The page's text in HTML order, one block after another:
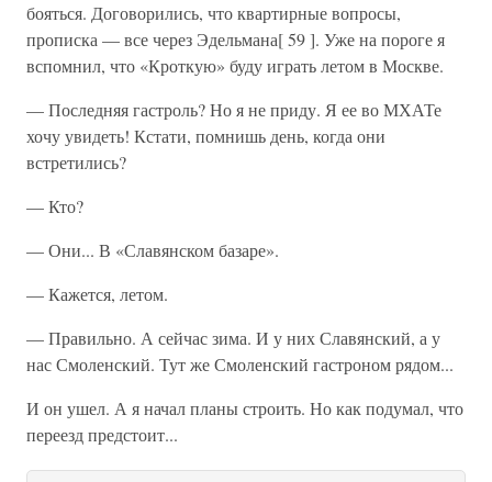
бояться. Договорились, что квартирные вопросы,
прописка — все через Эдельмана[ 59 ]. Уже на пороге я
вспомнил, что «Кроткую» буду играть летом в Москве.
— Последняя гастроль? Но я не приду. Я ее во МХАТе
хочу увидеть! Кстати, помнишь день, когда они
встретились?
— Кто?
— Они... В «Славянском базаре».
— Кажется, летом.
— Правильно. А сейчас зима. И у них Славянский, а у
нас Смоленский. Тут же Смоленский гастроном рядом...
И он ушел. А я начал планы строить. Но как подумал, что
переезд предстоит...